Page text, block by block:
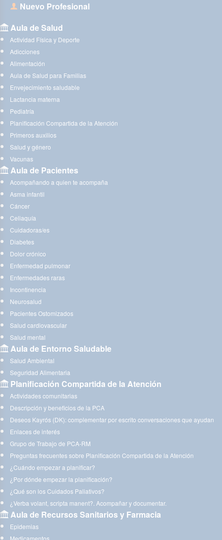
Nuevo Profesional
Aula de Salud
Actividad Física y Deporte
Adicciones
Alimentación
Aula de Salud para Familias
Envejecimiento saludable
Lactancia materna
Pediatría
Planificación Compartida de la Atención
Primeros auxilios
Salud y género
Vacunas
Aula de Pacientes
Acompañando a quien te acompaña
Asma infantil
Cáncer
Celiaquía
Cuidadoras/es
Diabetes
Dolor crónico
Enfermedad pulmonar
Enfermedades raras
Incontinencia
Neurosalud
Pacientes Ostomizados
Salud cardiovascular
Salud mental
Aula de Entorno Saludable
Salud Ambiental
Seguridad Alimentaria
Planificación Compartida de la Atención
Actividades comunitarias
Descripción y beneficios de la PCA
Deseos Kayrós (DK): complementar por escrito conversaciones que ayudan
Enlaces de interés
Grupo de Trabajo de PCA-RM
Preguntas frecuentes sobre Planificación Compartida de la Atención
¿Cuándo empezar a planificar?
¿Por dónde empezar la planificación?
¿Qué son los Cuidados Paliativos?
¿Verba volant, scripta manent?. Acompañar y documentar.
Aula de Recursos Sanitarios y Farmacia
Epidemias